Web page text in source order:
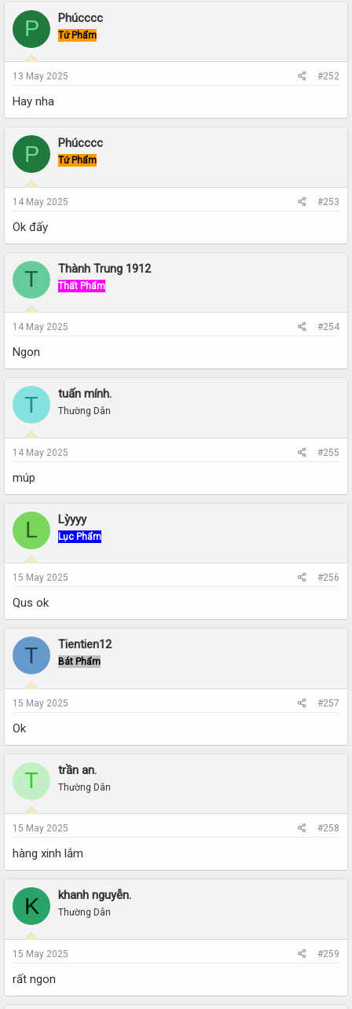
P Phúcccc
Tứ Phẩm
13 May 2025 #252
Hay nha
P Phúcccc
Tứ Phẩm
14 May 2025 #253
Ok đấy
T Thành Trung 1912
Thất Phẩm
14 May 2025 #254
Ngon
T tuấn mính.
Thường Dân
14 May 2025 #255
múp
L Lỳyyy
Lục Phẩm
15 May 2025 #256
Qus ok
T Tientien12
Bát Phẩm
15 May 2025 #257
Ok
T trần an.
Thường Dân
15 May 2025 #258
hàng xinh lắm
K khanh nguyễn.
Thường Dân
15 May 2025 #259
rất ngon